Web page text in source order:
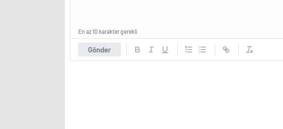
Gönder
En az 10 karakter gerekli